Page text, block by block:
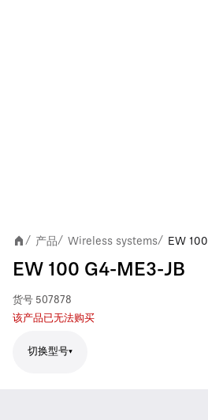
/ 产品/ Wireless systems/ EW
EW 100 G4-ME3-JB
货号 507878
该产品已无法购买
切换型号